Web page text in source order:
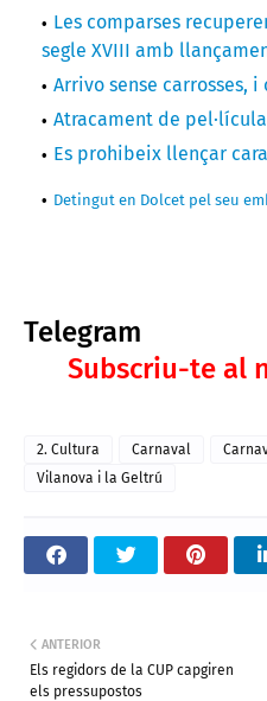
Les comparses
segle XVIII amb
Arrivo sense carrosses, i
Atracament de
Es prohibeix llençar
Detingut en Dolcet pel seu
Telegram
Subscriu-te al
2. Cultura Carnaval
Vilanova i la Geltrú
ANTERIOR
Els regidors de la CUP capgiren
els pressupostos